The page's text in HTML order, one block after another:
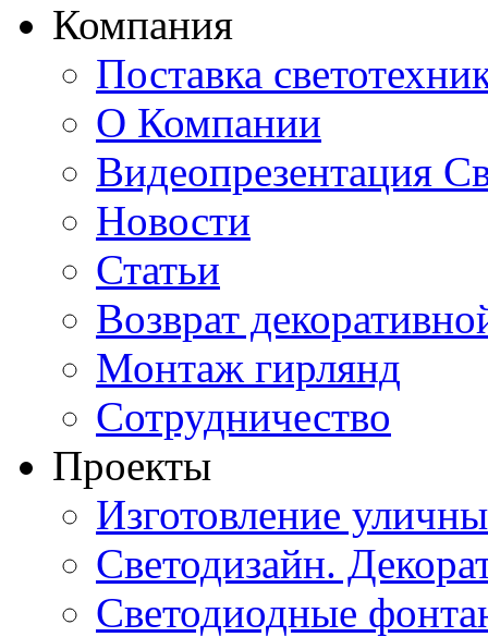
Компания
Поставка
О Компании
Видеопрезентация
Новости
Статьи
Возврат
Монтаж гирлянд
Сотрудничество
Проекты
Изготовление
Светодизайн.
Светодиодные